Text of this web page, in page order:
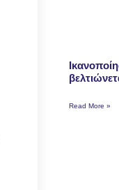
Read More »